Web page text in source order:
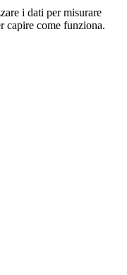
i dati per misurare
capire come funziona.